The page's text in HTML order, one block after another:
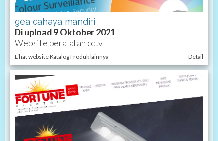
gea cahaya mandiri
Di upload 9 Oktober 2021
Website peralatan cctv
Lihat website Katalog Produk lainnya Detail